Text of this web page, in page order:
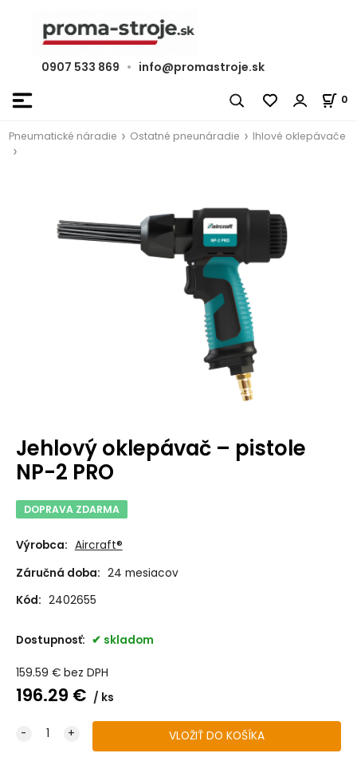
0907 533 869 • info@promastroje.sk
0
Pneumatické náradie Ostatné pneunáradie Ihlové oklepávače
Jehlový oklepávač – pistole
NP-2 PRO
DOPRAVA ZDARMA
Výrobca: Aircraft®
Záručná doba: 24 mesiacov
Kód: 2402655
Dostupnosť: skladom
159.59 € bez DPH
196.29 € ks